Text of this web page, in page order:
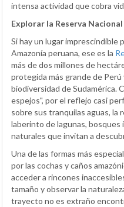
intensa actividad que cobra
Explorar la Reserva
Si hay un lugar imprescindible
Amazonía peruana, ese es la
más de dos millones de
protegida más grande de
biodiversidad de Sudamérica.
espejos", por el reflejo casi
sobre sus tranquilas aguas, la
laberinto de lagunas,
naturales que invitan a
Una de las formas más
por las cochas y caños
acceder a rincones
tamaño y observar la
trayecto no es extraño